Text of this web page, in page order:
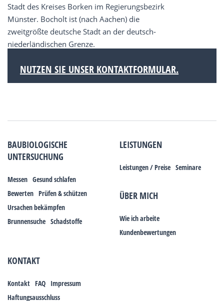
Stadt des Kreises Borken im Regierungsbezirk
Münster. Bocholt ist (nach Aachen) die
zweitgrößte deutsche Stadt an der deutsch-
niederländischen Grenze.
NUTZEN SIE UNSER KONTAKTFORMULAR.
BAUBIOLOGISCHE
UNTERSUCHUNG
Messen Gesund schlafen
Bewerten Prüfen & schützen
Ursachen bekämpfen
Brunnensuche Schadstoffe
LEISTUNGEN
Leistungen / Preise Seminare
ÜBER MICH
Wie ich arbeite
Kundenbewertungen
KONTAKT
Kontakt FAQ Impressum
Haftungsausschluss